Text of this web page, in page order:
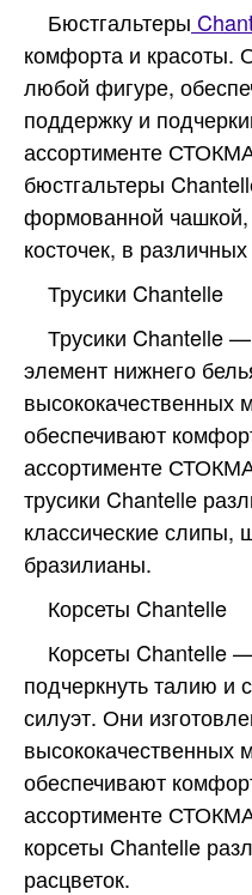
Бюстгальтеры
комфорта и красоты.
любой фигуре,
поддержку и
ассортименте
бюстгальтеры
формованной чашкой,
косточек, в
Трусики Chantelle
Трусики Chantelle
элемент нижнего
высококачественных
обеспечивают
ассортименте
трусики Chantelle
классические слипы,
бразилианы.
Корсеты Chantelle
Корсеты Chantelle
подчеркнуть талию и
силуэт. Они
высококачественных
обеспечивают
ассортименте
корсеты Chantelle
расцветок.